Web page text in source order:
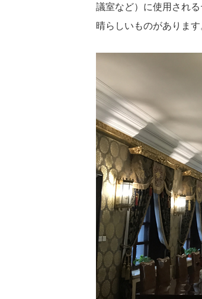
議室など）に使用され
晴らしいものがあります